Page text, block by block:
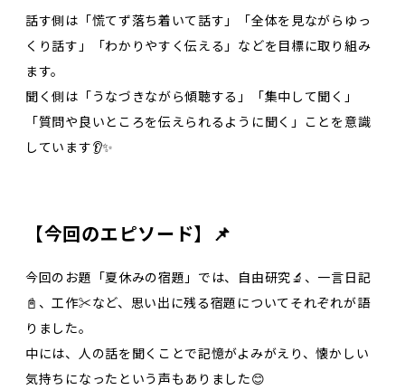
話す側は「慌てず落ち着いて話す」「全体を見ながらゆっ
くり話す」「わかりやすく伝える」などを目標に取り組み
ます。
聞く側は「うなづきながら傾聴する」「集中して聞く」
「質問や良いところを伝えられるように聞く」ことを意識
しています👂✨
【今回のエピソード】📌
今回のお題「夏休みの宿題」では、自由研究🔬、一言日記
📓、工作✂️など、思い出に残る宿題についてそれぞれが語
りました。
中には、人の話を聞くことで記憶がよみがえり、懐かしい
気持ちになったという声もありました😊